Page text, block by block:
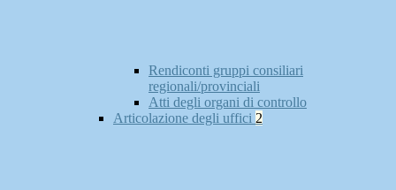
Rendiconti gruppi consiliari
regionali/provinciali
Atti degli organi di controllo
Articolazione degli uffici 2